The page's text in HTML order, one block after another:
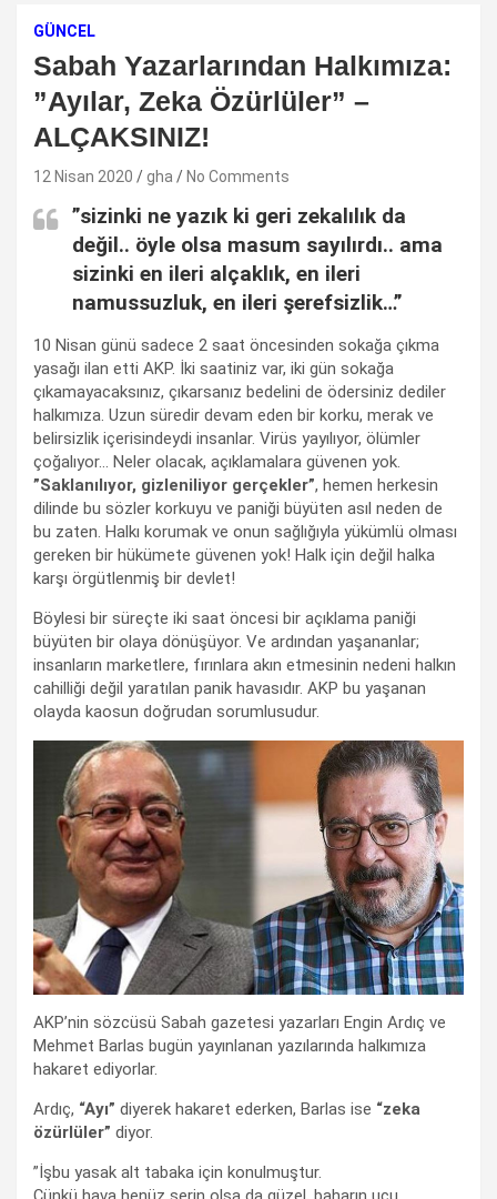
GÜNCEL
Sabah Yazarlarından Halkımıza:
”Ayılar, Zeka Özürlüler” –
ALÇAKSINIZ!
12 Nisan 2020 gha No Comments
”sizinki ne yazık ki geri zekalılık da
değil.. öyle olsa masum sayılırdı.. ama
sizinki en ileri alçaklık, en ileri
namussuzluk, en ileri şerefsizlik…”
10 Nisan günü sadece 2 saat öncesinden sokağa çıkma
yasağı ilan etti AKP. İki saatiniz var, iki gün sokağa
çıkamayacaksınız, çıkarsanız bedelini de ödersiniz dediler
halkımıza. Uzun süredir devam eden bir korku, merak ve
belirsizlik içerisindeydi insanlar. Virüs yayılıyor, ölümler
çoğalıyor… Neler olacak, açıklamalara güvenen yok.
”Saklanılıyor, gizleniliyor gerçekler”, hemen herkesin
dilinde bu sözler korkuyu ve paniği büyüten asıl neden de
bu zaten. Halkı korumak ve onun sağlığıyla yükümlü olması
gereken bir hükümete güvenen yok! Halk için değil halka
karşı örgütlenmiş bir devlet!
Böylesi bir süreçte iki saat öncesi bir açıklama paniği
büyüten bir olaya dönüşüyor. Ve ardından yaşananlar;
insanların marketlere, fırınlara akın etmesinin nedeni halkın
cahilliği değil yaratılan panik havasıdır. AKP bu yaşanan
olayda kaosun doğrudan sorumlusudur.
AKP’nin sözcüsü Sabah gazetesi yazarları Engin Ardıç ve
Mehmet Barlas bugün yayınlanan yazılarında halkımıza
hakaret ediyorlar.
Ardıç, “Ayı” diyerek hakaret ederken, Barlas ise “zeka
özürlüler” diyor.
”İşbu yasak alt tabaka için konulmuştur.